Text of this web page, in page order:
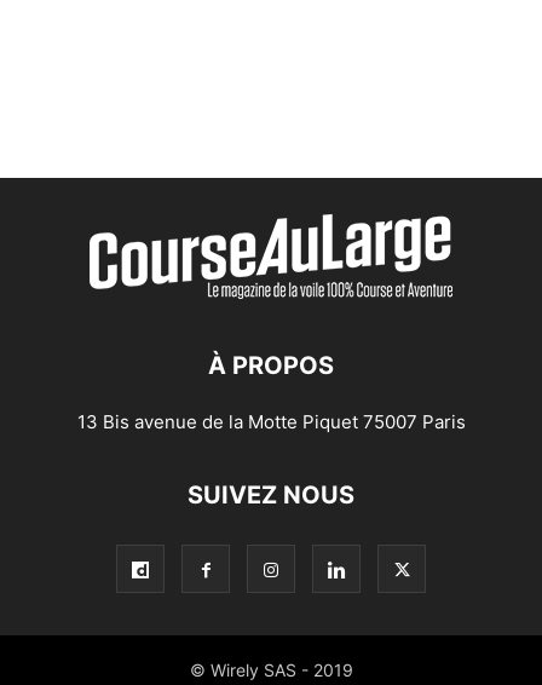
À PROPOS
13 Bis avenue de la Motte Piquet 75007 Paris
SUIVEZ NOUS
© Wirely SAS - 2019